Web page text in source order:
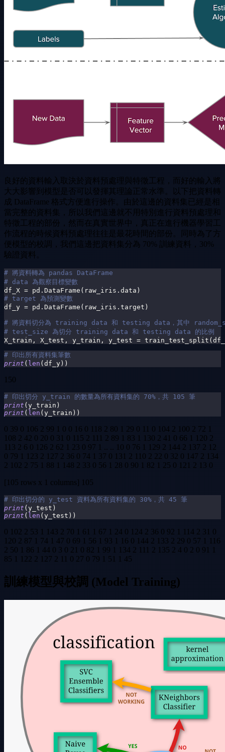
良好的資料輸入取決於資料預處理與特徵工程，而好的輸入將
大大影響到模型是否可以發揮其理論正常水準。以下把資料轉
成 DataFrame 格式方便進行操作。由於這邊的資料集已經是相
當完整的資料集，所以我們這邊就不用特別進行資料預處理和
特徵工程的部份，然而在真實世界中，真正在進行機器學習工
作流程的時候資料預處理往往是最花時間的部份。同時為了方
便模型的校調，我們這邊把資料集分為 70% 訓練資料，30%
驗證資料。
# 將資料轉為 pandas DataFrame
# data 為觀察目標變數
df_X = pd . DataFrame ( raw_iris . data )
# target 為預測變數
df_y = pd . DataFrame ( raw_iris . target )
# 將資料切分為 training data 和 testing data，其中 random_state
# test_size 為切分 training data 和 testing data 的比例
X_train , X_test , y_train , y_test = train_test_split (
# 印出所有資料集筆數
print ( len ( df_y ) )
150
# 印出切分 y_train 的數量為所有資料集的 70%，共 105 筆
print ( y_train )
print ( len ( y_train ) )
0 39 0 106 2 99 1 0 0 16 0 118 2 80 1 29 0 11 0 104 2 100 2 72 1
108 2 42 0 20 0 31 0 115 2 111 2 89 1 83 1 130 2 41 0 66 1 120 2
113 2 6 0 126 2 62 1 23 0 97 1 .. .. 10 0 76 1 129 2 144 2 137 2 12
0 79 1 123 2 127 2 36 0 74 1 37 0 131 2 110 2 22 0 32 0 147 2 134
2 102 2 75 1 88 1 148 2 33 0 56 1 28 0 90 1 82 1 25 0 121 2 13 0
[105 rows x 1 columns] 105
# 印出切分的 y_test 資料為所有資料集的 30%，共 45 筆
print ( y_test )
print ( len ( y_test ) )
0 102 2 53 1 143 2 70 1 61 1 67 1 24 0 124 2 36 0 92 1 114 2 31 0
120 2 87 1 74 1 47 0 69 1 56 1 93 1 16 0 144 2 133 2 29 0 57 1 116
2 50 1 86 1 44 0 3 0 21 0 82 1 99 1 134 2 111 2 135 2 4 0 2 0 91 1
85 1 122 2 127 2 11 0 27 0 79 1 51 1 45
訓練模型與校調 (Model Training)